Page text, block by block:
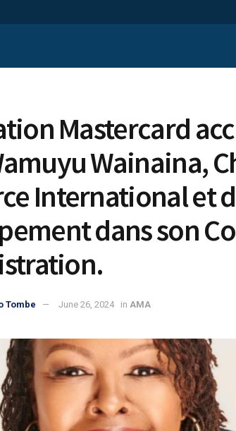
Mastercard
Wainaina,
International et
dans son
Tombe June 26, 2024 in AMA